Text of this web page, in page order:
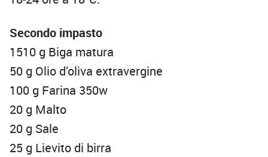
Secondo impasto
1510 g Biga matura
50 g Olio d’oliva extravergine
100 g Farina 350w
20 g Malto
20 g Sale
25 g Lievito di birra